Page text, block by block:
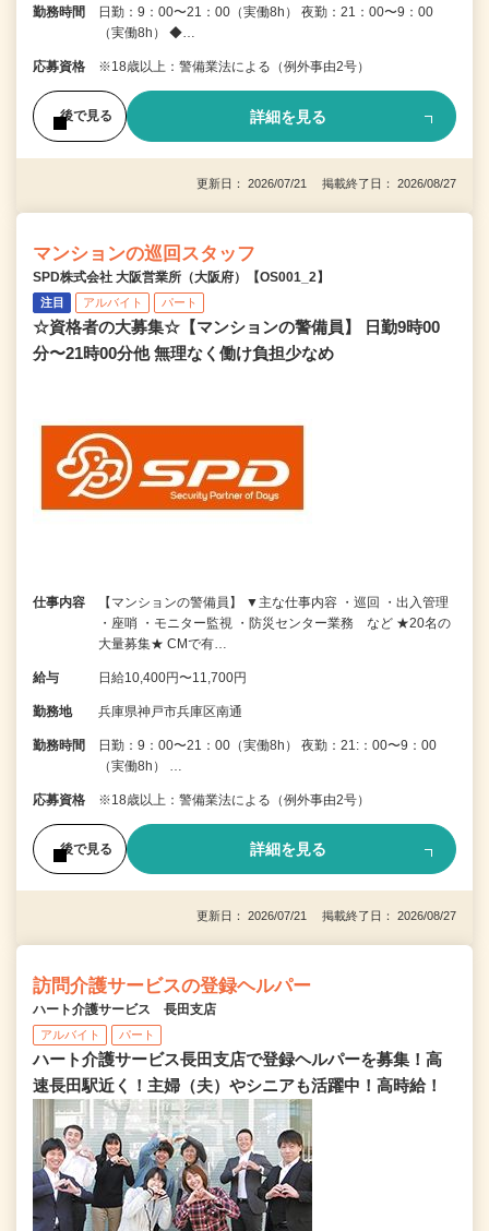
勤務時間
日勤：9：00〜21：00（実働8h） 夜勤：21：00〜9：00
（実働8h） ◆…
応募資格 ※18歳以上：警備業法による（例外事由2号）
後で見る 詳細を見る
更新日： 2026/07/21 掲載終了日： 2026/08/27
マンションの巡回スタッフ
SPD株式会社 大阪営業所（大阪府）【OS001_2】
注目 アルバイト パート
☆資格者の大募集☆【マンションの警備員】 日勤9時00
分〜21時00分他 無理なく働け負担少なめ
仕事内容
【マンションの警備員】 ▼主な仕事内容 ・巡回 ・出入管理
・座哨 ・モニター監視 ・防災センター業務 など ★20名の
大量募集★ CMで有…
給与 日給10,400円〜11,700円
勤務地 兵庫県神戸市兵庫区南通
勤務時間
日勤：9：00〜21：00（実働8h） 夜勤：21:：00〜9：00
（実働8h） …
応募資格 ※18歳以上：警備業法による（例外事由2号）
後で見る 詳細を見る
更新日： 2026/07/21 掲載終了日： 2026/08/27
訪問介護サービスの登録ヘルパー
ハート介護サービス 長田支店
アルバイト パート
ハート介護サービス長田支店で登録ヘルパーを募集！高
速長田駅近く！主婦（夫）やシニアも活躍中！高時給！